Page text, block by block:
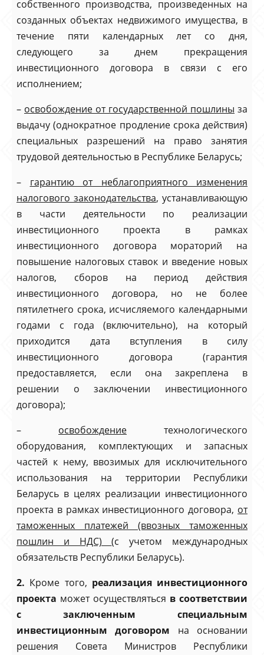
собственного производства, произведенных на
созданных объектах недвижимого имущества, в
течение пяти календарных лет со дня,
следующего за днем прекращения
инвестиционного договора в связи с его
исполнением;
– освобождение от государственной пошлины за
выдачу (однократное продление срока действия)
специальных разрешений на право занятия
трудовой деятельностью в Республике Беларусь;
– гарантию от неблагоприятного изменения
налогового законодательства, устанавливающую
в части деятельности по реализации
инвестиционного проекта в рамках
инвестиционного договора мораторий на
повышение налоговых ставок и введение новых
налогов, сборов на период действия
инвестиционного договора, но не более
пятилетнего срока, исчисляемого календарными
годами с года (включительно), на который
приходится дата вступления в силу
инвестиционного договора (гарантия
предоставляется, если она закреплена в
решении о заключении инвестиционного
договора);
– освобождение технологического
оборудования, комплектующих и запасных
частей к нему, ввозимых для исключительного
использования на территории Республики
Беларусь в целях реализации инвестиционного
проекта в рамках инвестиционного договора, от
таможенных платежей (ввозных таможенных
пошлин и НДС)(с учетом международных
обязательств Республики Беларусь).
2. Кроме того, реализация инвестиционного
проекта может осуществляться в соответствии
с заключенным специальным
инвестиционным договором на основании
решения Совета Министров Республики